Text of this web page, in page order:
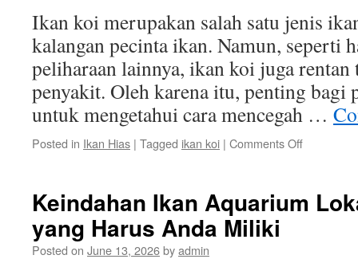
Ikan koi merupakan salah satu jenis
kalangan pecinta ikan. Namun, seperti
peliharaan lainnya, ikan koi juga rentan
penyakit. Oleh karena itu, penting
untuk mengetahui cara mencegah …
Posted in Ikan Hias | Tagged ikan koi | Comments Offon
pada
Keindahan Ikan Aquarium
yang Harus Anda Miliki
Posted on June 13, 2026byadmin